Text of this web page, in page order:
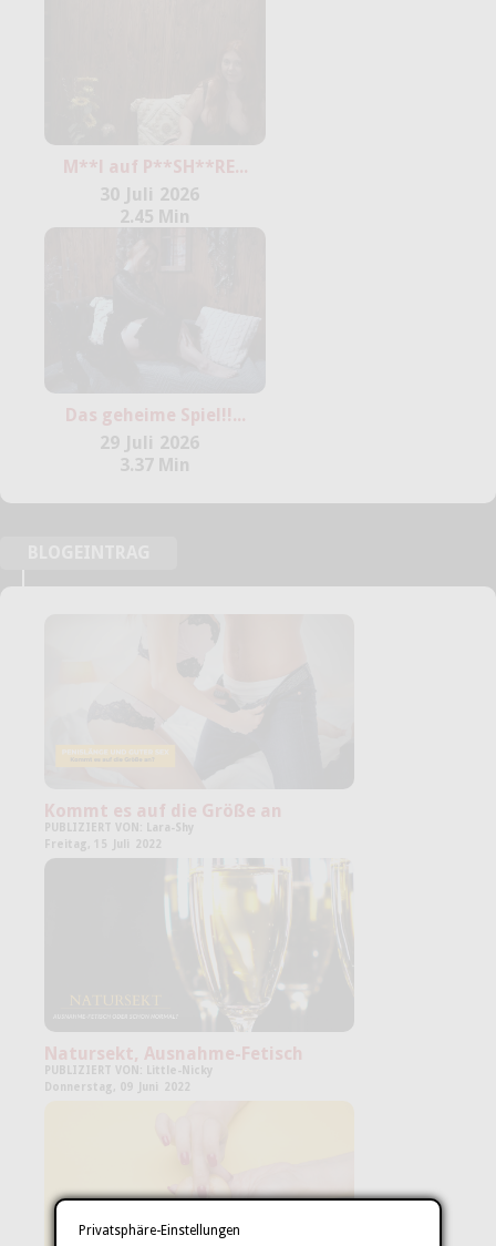
Privatsphäre-Einstellungen
M**l auf P**SH**RE...
30
Juli 2026
2.45 Min
Das geheime Spiel!!...
29 Juli 2026
3.37 Min
Kommt es auf die Größe an
PUBLIZIERT VON: Lara-Shy
Freitag,
15 Juli 2022
Natursekt, Ausnahme-Fetisch
PUBLIZIERT VON: Little-Nicky
Donnerstag,
09 Juni 2022